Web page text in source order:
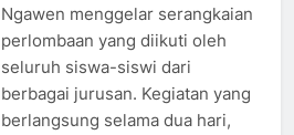
Ngawen menggelar serangkaian
perlombaan yang diikuti oleh
seluruh siswa-siswi dari
berbagai jurusan. Kegiatan yang
berlangsung selama dua hari,